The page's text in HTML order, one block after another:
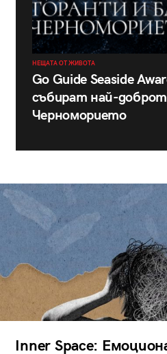
НЕЩАТА ОТ ЖИВОТА
Go Guide Seaside
събират най-
Черноморието
Inner Space: